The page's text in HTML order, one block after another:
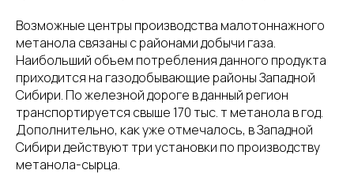
Возможные центры производства малотоннажного
метанола связаны с районами добычи газа.
Наибольший объем потребления данного продукта
приходится на газодобывающие районы Западной
Сибири. По железной дороге в данный регион
транспортируется свыше 170 тыс. т метанола в год.
Дополнительно, как уже отмечалось, в Западной
Сибири действуют три установки по производству
метанола-сырца.